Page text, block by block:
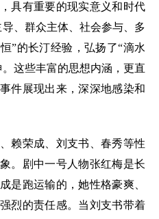
具有重要的现实意义和时代
、群众主体、社会参与、多
”的长汀经验，弘扬了“滴水
这些丰富的思想内涵，更直
件展现出来，深深地感染和
荣成、刘支书、春秀等性
。剧中一号人物张红梅是长
是跑运输的，她性格豪爽、
烈的责任感。当刘支书带着